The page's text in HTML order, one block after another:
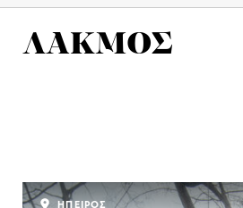
ΛΑΚΜΟΣ
ΗΠΕΙΡΟΣ